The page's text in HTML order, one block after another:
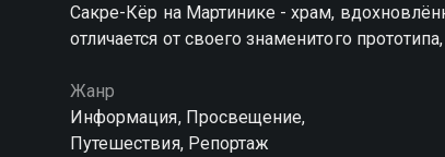
Сакре-Кёр на Мартинике - храм,
отличается от своего знаменитого
Жанр
Информация, Просвещение,
Путешествия, Репортаж